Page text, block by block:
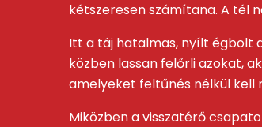
kétszeresen számítana. A tél
Itt a táj hatalmas, nyílt égbolt
közben lassan felőrli azokat,
amelyeket feltűnés nélkül kell
Miközben a visszatérő